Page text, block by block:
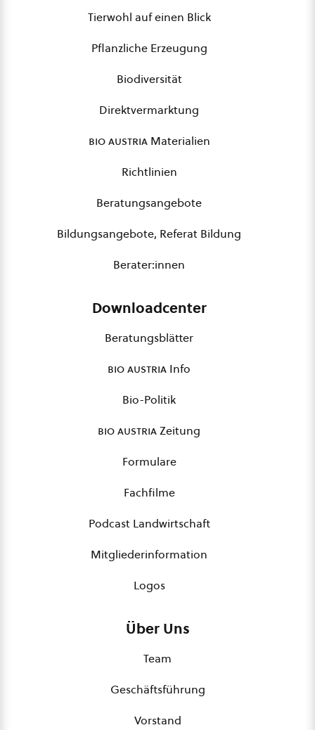
Tierwohl auf einen Blick
Pflanzliche Erzeugung
Biodiversität
Direktvermarktung
bio austriaMaterialien
Richtlinien
Beratungsangebote
Bildungsangebote, Referat Bildung
Berater:innen
Downloadcenter
Beratungsblätter
bio austria Info
Bio-Politik
bio austriaZeitung
Formulare
Fachfilme
Podcast Landwirtschaft
Mitgliederinformation
Logos
Über Uns
Team
Geschäftsführung
Vorstand